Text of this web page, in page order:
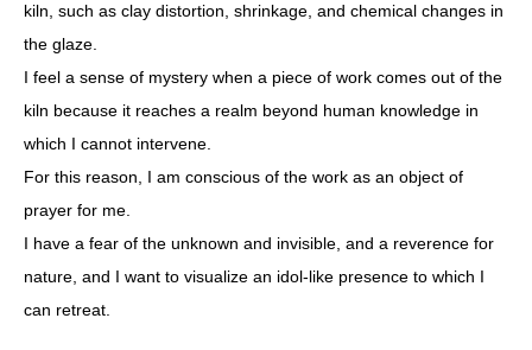
kiln, such as clay distortion, shrinkage, and chemical changes in
the glaze.
I feel a sense of mystery when a piece of work comes out of the
kiln because it reaches a realm beyond human knowledge in
which I cannot intervene.
For this reason, I am conscious of the work as an object of
prayer for me.
I have a fear of the unknown and invisible, and a reverence for
nature, and I want to visualize an idol-like presence to which I
can retreat.